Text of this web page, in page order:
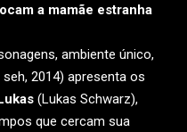
a mamãe estranha
ambiente único,
2014) apresenta os
(Lukas Schwarz),
que cercam sua